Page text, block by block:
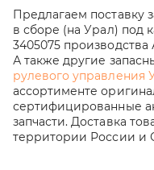
Предлагаем поставку
в сборе (на Урал) под
3405075
А также другие
рулевого управления
ассортименте
сертифицированные
запчасти. Доставка
территории России и